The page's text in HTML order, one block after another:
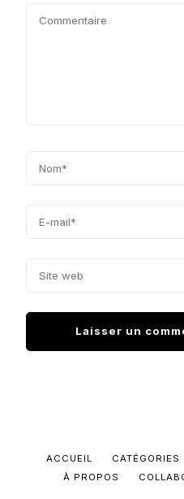
ACCUEIL CATÉGORIES
À PROPOS